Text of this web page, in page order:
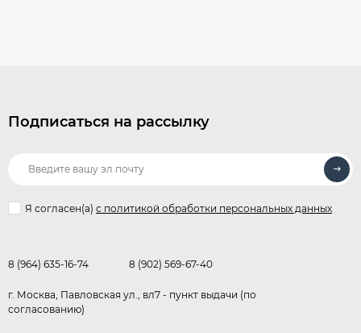
Подписаться на рассылку
Я согласен(a) с политикой обработки персональных данных
8 (964) 635-16-74 8 (902) 569-67-40
г. Москва, Павловская ул., вл7 - пункт выдачи (по
согласованию)